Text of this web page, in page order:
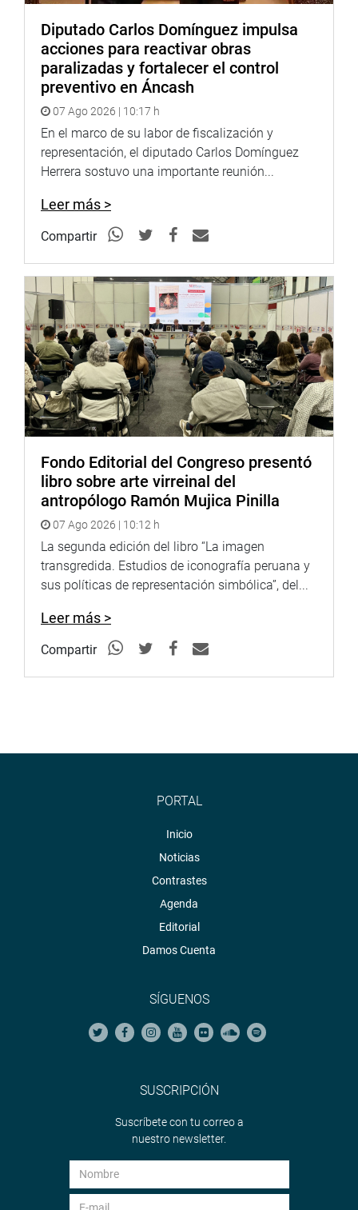
Diputado Carlos Domínguez impulsa
acciones para reactivar obras
paralizadas y fortalecer el control
preventivo en Áncash
07 Ago 2026 | 10:17 h
En el marco de su labor de fiscalización y
representación, el diputado Carlos Domínguez
Herrera sostuvo una importante reunión...
Leer más >
Compartir
Fondo Editorial del Congreso presentó
libro sobre arte virreinal del
antropólogo Ramón Mujica Pinilla
07 Ago 2026 | 10:12 h
La segunda edición del libro “La imagen
transgredida. Estudios de iconografía peruana y
sus políticas de representación simbólica”, del...
Leer más >
Compartir
PORTAL
Inicio
Noticias
Contrastes
Agenda
Editorial
Damos Cuenta
SÍGUENOS
SUSCRIPCIÓN
Suscríbete con tu correo a
nuestro newsletter.